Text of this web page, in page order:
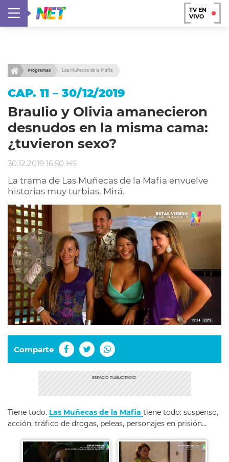
TV EN
VIVO
Programas Las Muñecas de la Mafia
CAP. 11 – 30/12/2019
Braulio y Olivia amanecieron
desnudos en la misma cama:
¿tuvieron sexo?
30.12.2019 16:50 HS
La trama de Las Muñecas de la Mafia envuelve
historias muy turbias. Mirá.
Comparte
Tiene todo. Las Muñecas de la Mafia tiene todo: suspenso,
acción, tráfico de drogas, peleas, personajes en prisión…